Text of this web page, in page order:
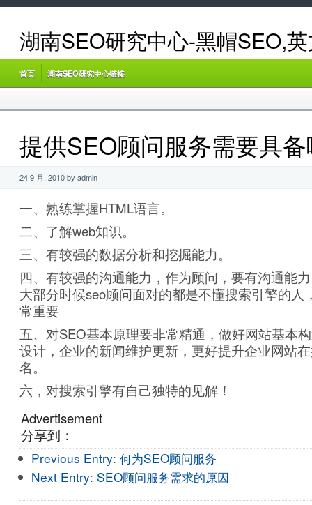
湖南SEO研究中心-黑帽SEO,
首页 湖南SEO研究中心链接
提供SEO顾问服务需要具
24 9 月, 2010 by admin
一、熟练掌握HTML语言。
二、了解web知识。
三、有较强的数据分析和挖掘能力。
四、有较强的沟通能力，作为顾问，要有沟通能
大部分时候seo顾问面对的都是不懂搜索引擎的人
常重要。
五、对SEO基本原理要非常精通，做好网站基本
设计，企业的新闻维护更新，更好提升企业网站
名。
六，对搜索引擎有自己独特的见解！
Advertisement
分享到：
Previous Entry: 何为SEO顾问服务
Next Entry: SEO顾问服务需求的原因